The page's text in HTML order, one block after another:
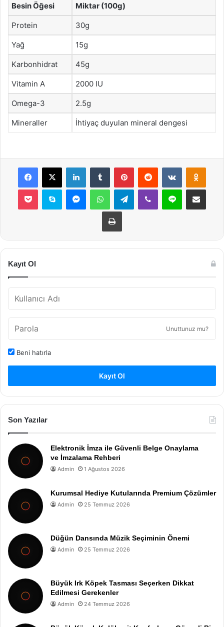
Besin Öğesi Miktar (100g)
Protein 30g
Yağ 15g
Karbonhidrat 45g
Vitamin A 2000 IU
Omega-3 2.5g
Mineraller İhtiyaç duyulan mineral dengesi
Facebook
X LinkedInTumblr PinterestReddit VKontakte
Pocket Skype MessengerWhatsAppTelegramViber Line E-Posta ile
Yazdır
Kayıt Ol
Unuttunuz mu?
Beni hatırla
Kayıt Ol
Son Yazılar
Elektronik İmza ile Güvenli Belge Onaylama
ve İmzalama Rehberi
Admin 1 Ağustos 2026
Kurumsal Hediye Kutularında Premium Çözümler
Admin 25 Temmuz 2026
Düğün Dansında Müzik Seçiminin Önemi
Admin 25 Temmuz 2026
Büyük Irk Köpek Tasması Seçerken Dikkat
Edilmesi Gerekenler
Admin 24 Temmuz 2026